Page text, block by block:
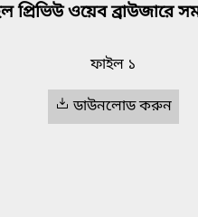
প্রিভিউ ওয়েব ব্রাউজারে
ফাইল ১
ডাউনলোড করুন